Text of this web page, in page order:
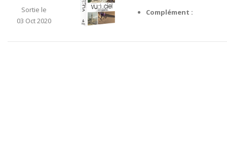
Sortie le
03 Oct 2020
Complément :